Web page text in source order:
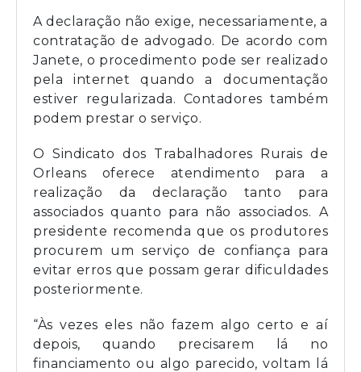
A declaração não exige, necessariamente, a
contratação de advogado. De acordo com
Janete, o procedimento pode ser realizado
pela internet quando a documentação
estiver regularizada. Contadores também
podem prestar o serviço.
O Sindicato dos Trabalhadores Rurais de
Orleans oferece atendimento para a
realização da declaração tanto para
associados quanto para não associados. A
presidente recomenda que os produtores
procurem um serviço de confiança para
evitar erros que possam gerar dificuldades
posteriormente.
“Às vezes eles não fazem algo certo e aí
depois, quando precisarem lá no
financiamento ou algo parecido, voltam lá